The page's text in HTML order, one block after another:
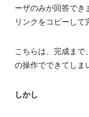
ーザのみが回答でき
リンクをコピーして
こちらは、完成まで
の操作でできてしま
しかし